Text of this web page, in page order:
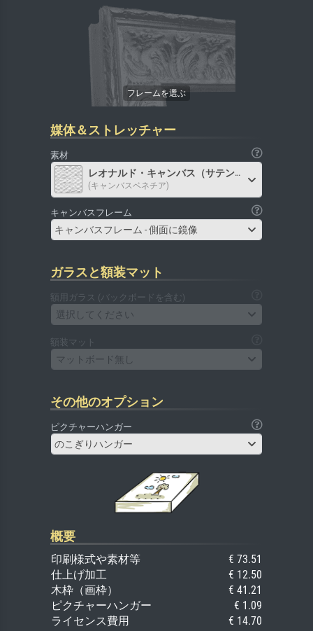
媒体＆ストレッチャー
素材
レオナルド・キャンバス（サテン）
(キャンバスベネチア)
キャンバスフレーム
キャンバスフレーム - 側面に鏡像
ガラスと額装マット
額用ガラス (バックボードを含む)
選択してください
額装マット
マットボード無し
その他のオプション
ピクチャーハンガー
のこぎりハンガー
概要
印刷様式や素材等
€ 73.51
仕上げ加工
€ 12.50
木枠（画枠）
€ 41.21
ピクチャーハンガー
€ 1.09
ライセンス費用
€ 14.70